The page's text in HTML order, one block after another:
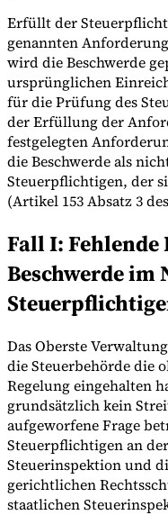
Erfüllt der
genannten
wird die Beschwerde
ursprünglichen
für die Prüfung des
der Erfüllung der
festgelegten
die Beschwerde als
Steuerpflichtigen, der
(Artikel 153 Absatz 3
Fall I: Fehlende
Beschwerde im
Das Oberste
die Steuerbehörde die
Regelung eingehalten
grundsätzlich kein
aufgeworfene Frage
Steuerpflichtigen an
Steuerinspektion und
gerichtlichen
staatlichen